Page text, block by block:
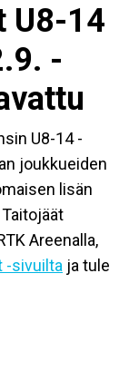
U8-14
-
U8-14 -
joukkueiden
lisän
Areenalla,
-sivuilta ja tule